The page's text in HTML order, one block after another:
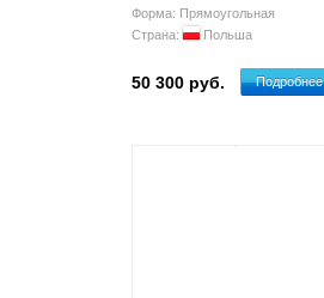
Форма: Прямоугольная
Страна:
Польша
50 300 руб. Подробнее